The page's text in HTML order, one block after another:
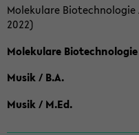
Molekulare Biotechnologie
2022)
Molekulare Biotechnologie
Musik / B.A.
Musik / M.Ed.